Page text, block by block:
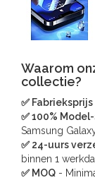
Waarom
collectie?
✅ Fabrieksprijs
✅ 100%
Samsung
✅ 24-uurs
binnen 1
✅ MOQ -